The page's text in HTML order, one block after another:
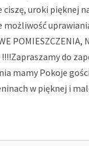
ciszę, uroki pięknej
możliwość
POMIESZCZENIA,
!!!!Zapraszamy do
mamy Pokoje
w pięknej i